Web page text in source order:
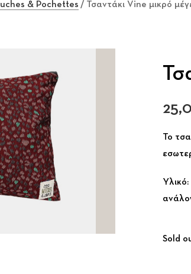
& Pochettes / Τσαντάκι Vine μικρό
Το
Sold